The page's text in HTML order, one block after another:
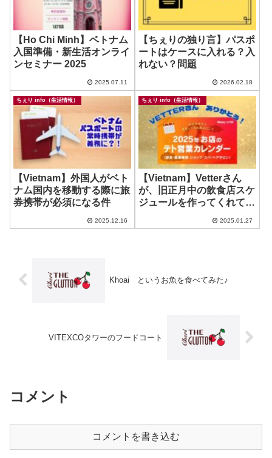
【Ho Chi Minh】ベトナム
入国準備・新生活オンライ
ンセミナー 2025
2025.07.11
【ちぇりの独り言】パスポ
ートはケースに入れる？入
れない？問題
2026.02.18
ちぇり info（生活情報）
【Vietnam】外国人がベト
ナム国内を移動する際に旅
券携帯が必須になる件
2025.12.16
ちぇり info（生活情報）
【Vietnam】Vetterさん
が、旧正月中の飲食店スケ
ジュールを作ってくれてま
2025.01.27
Khoai というお魚を食べてみた♪
VITEXCOタワーのフードコート
コメント
コメントを書き込む